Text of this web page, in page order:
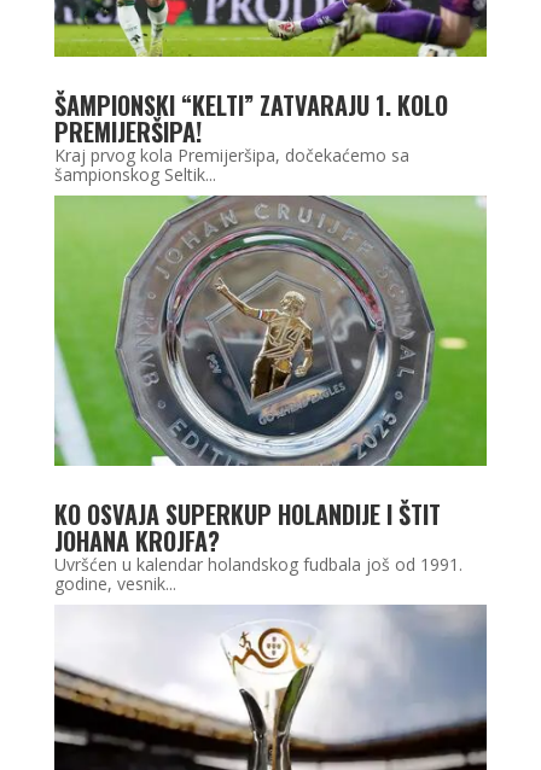
ŠAMPIONSKI “KELTI” ZATVARAJU 1. KOLO
PREMIJERŠIPA!
Kraj prvog kola Premijeršipa, dočekaćemo sa
šampionskog Seltik...
KO OSVAJA SUPERKUP HOLANDIJE I ŠTIT
JOHANA KROJFA?
Uvršćen u kalendar holandskog fudbala još od 1991.
godine, vesnik...